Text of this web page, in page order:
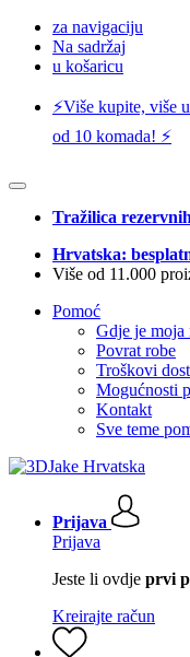
za navigaciju
Na sadržaj
u košaricu
⚡️Više kupite, više
od 10 komada! ⚡️
Tražilica
Hrvatska:
Više od 11.000
Pomoć
Gdje je moja
Povrat robe
Troškovi
Mogućnosti
Kontakt
Sve teme
Prijava
Prijava
Jeste li ovdje prvi
Kreirajte račun